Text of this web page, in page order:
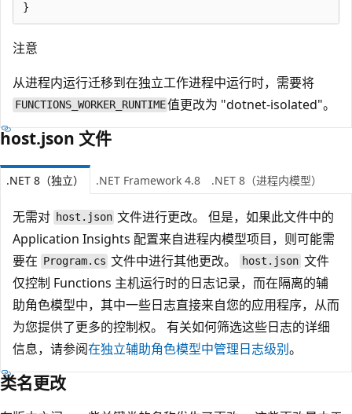
注意
从进程内运行迁移到在独立工作进程中运行时，需要将
FUNCTIONS_WORKER_RUNTIME值更改为 "dotnet-isolated"。
host.json 文件
.NET 8（独立） .NET Framework 4.8 .NET 8（进程内模型）
无需对 host.json 文件进行更改。 但是，如果此文件中的
Application Insights 配置来自进程内模型项目，则可能需
要在 Program.cs 文件中进行其他更改。 host.json 文件
仅控制 Functions 主机运行时的日志记录，而在隔离的辅
助角色模型中，其中一些日志直接来自您的应用程序，从而
为您提供了更多的控制权。 有关如何筛选这些日志的详细
信息，请参阅在独立辅助角色模型中管理日志级别。
类名更改